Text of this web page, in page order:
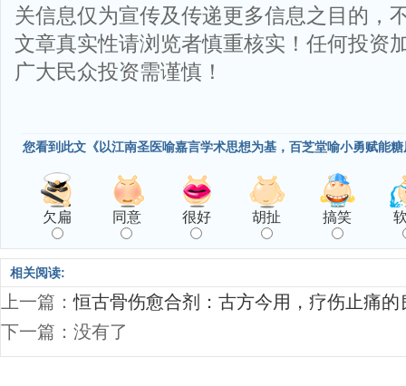
关信息仅为宣传及传递更多信息之目的，
文章真实性请浏览者慎重核实！任何投资
广大民众投资需谨慎！
您看到此文《以江南圣医喻嘉言学术思想为基，百芝堂喻小勇赋能
欠扁 同意 很好 胡扯 搞笑
相关阅读:
上一篇：恒古骨伤愈合剂：古方今用，疗伤止痛的
下一篇：没有了